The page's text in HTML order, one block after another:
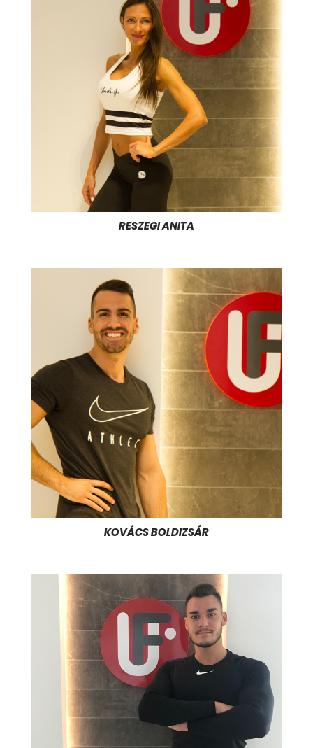
RESZEGI ANITA
KOVÁCS BOLDIZSÁR